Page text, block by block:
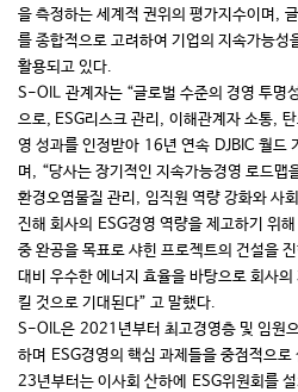
을 측정하는 세계적 권위의 평가지수이며 ,
를 종합적으로 고려하여 기업의 지속가능성
활용되고 있다.
S-OIL 관계자는 “글로벌 수준의 경영 투명
으로, ESG리스크 관리 , 이해관계자 소통,
영 성과를 인정받아 16년 연속 DJBIC 월드
며 , “당사는 장기적인 지속가능경영 로드맵
환경오염물질 관리 , 임직원 역량 강화와 사
진해 회사의 ESG경영 역량을 제고하기 위
중 완공을 목표로 샤힌 프로젝트의 건설을 진
대비 우수한 에너지 효율을 바탕으로 회사
킬 것으로 기대된다” 고 말했다.
S-OIL은 2021 년부터 최고경영층 및 임원
하며 ESG경영의 핵심 과제들을 중점적으
23년부터는 이사회 산하에 ESG위원회를